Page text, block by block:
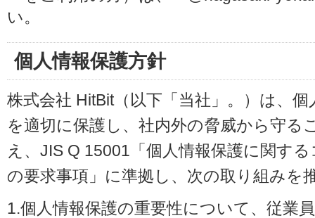
い。
個人情報保護方針
株式会社 HitBit（以下「当社」。）は、
を適切に保護し、社内外の脅威から守る
え、JIS Q 15001「個人情報保護に関す
の要求事項」に準拠し、次の取り組みを
1.個人情報保護の重要性について、従業